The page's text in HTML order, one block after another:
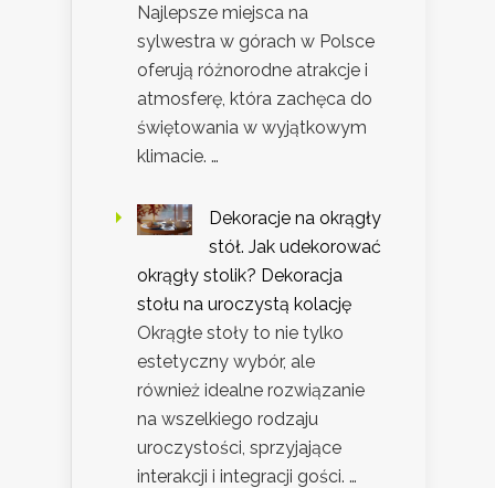
Najlepsze miejsca na
sylwestra w górach w Polsce
oferują różnorodne atrakcje i
atmosferę, która zachęca do
świętowania w wyjątkowym
klimacie. …
Dekoracje na okrągły
stół. Jak udekorować
okrągły stolik? Dekoracja
stołu na uroczystą kolację
Okrągłe stoły to nie tylko
estetyczny wybór, ale
również idealne rozwiązanie
na wszelkiego rodzaju
uroczystości, sprzyjające
interakcji i integracji gości. …